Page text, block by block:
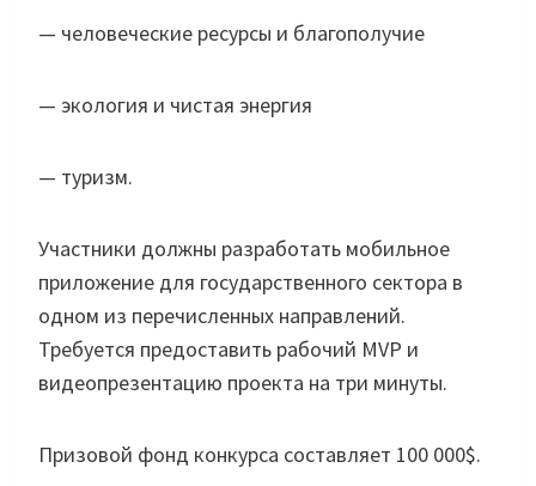
— человеческие ресурсы и благополучие
— экология и чистая энергия
— туризм.
Участники должны разработать мобильное
приложение для государственного сектора в
одном из перечисленных направлений.
Требуется предоставить рабочий MVP и
видеопрезентацию проекта на три минуты.
Призовой фонд конкурса составляет 100 000$.